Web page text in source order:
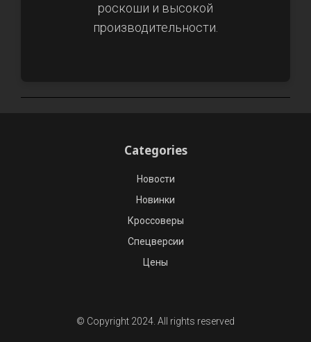
роскоши и высокой
производительности.
Categories
Новости
Новинки
Кроссоверы
Спецверсии
Цены
© Copyright 2024. All rights reserved